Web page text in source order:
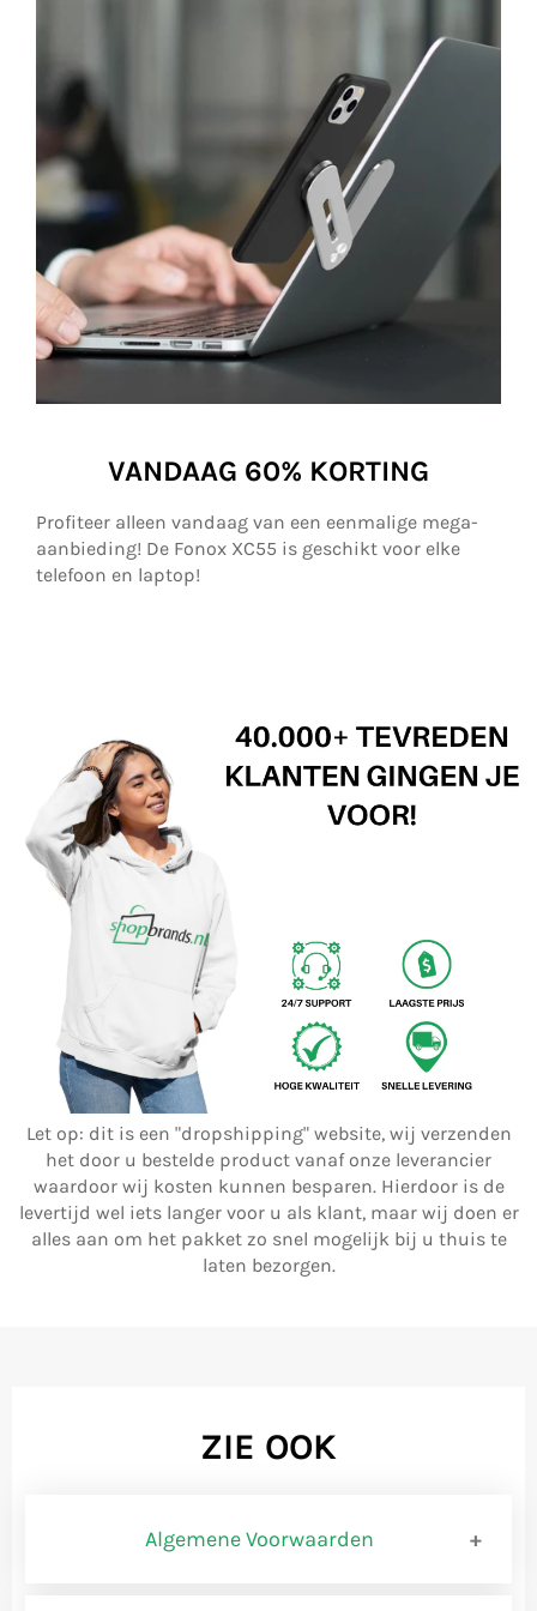
VANDAAG 60% KORTING
Profiteer alleen vandaag van een eenmalige mega-
aanbieding! De Fonox XC55 is geschikt voor elke
telefoon en laptop!
Let op: dit is een "dropshipping" website, wij verzenden
het door u bestelde product vanaf onze leverancier
waardoor wij kosten kunnen besparen. Hierdoor is de
levertijd wel iets langer voor u als klant, maar wij doen er
alles aan om het pakket zo snel mogelijk bij u thuis te
laten bezorgen.
ZIE OOK
Algemene Voorwaarden